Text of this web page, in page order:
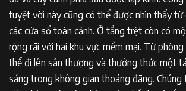
tuyệt vời này cũng có thể được nhìn thấy từ
các cửa sổ toàn cảnh. Ở tầng trệt còn có
rộng rãi với hai khu vực mềm mại. Từ
thể đi lên sân thượng và thưởng thức một
sáng trong không gian thoáng đãng.